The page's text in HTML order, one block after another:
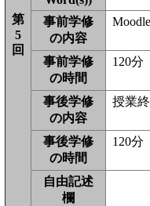
第
5
回
事前学修
の内容
事前学修
の時間
120分
事後学修
の内容
授業
事後学修
の時間
120分
自由記述
欄